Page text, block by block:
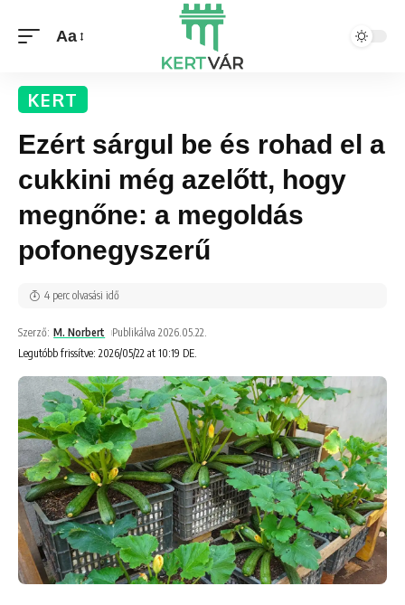
Aa
KERT
Ezért sárgul be és rohad el a
cukkini még azelőtt, hogy
megnőne: a megoldás
pofonegyszerű
Legutóbb frissítve: 2026/05/22 at 10:19 DE.
Szerző: M. Norbert Publikálva 2026.05.22.
4 perc olvasási idő